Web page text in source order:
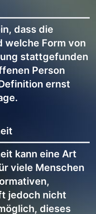
dass die
welche Form von
stattgefunden
Person
ernst
kann eine Art
viele Menschen
jedoch nicht
dieses